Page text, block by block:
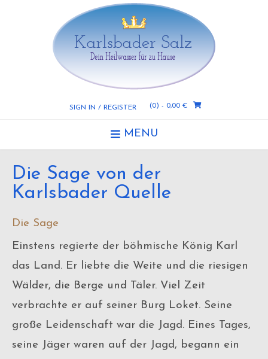
SIGN IN / REGISTER (0) - 0,00 €
MENU
Die Sage von der
Karlsbader Quelle
Die Sage
Einstens regierte der böhmische König Karl
das Land. Er liebte die Weite und die riesigen
Wälder, die Berge und Täler. Viel Zeit
verbrachte er auf seiner Burg Loket. Seine
große Leidenschaft war die Jagd. Eines Tages,
seine Jäger waren auf der Jagd, begann ein